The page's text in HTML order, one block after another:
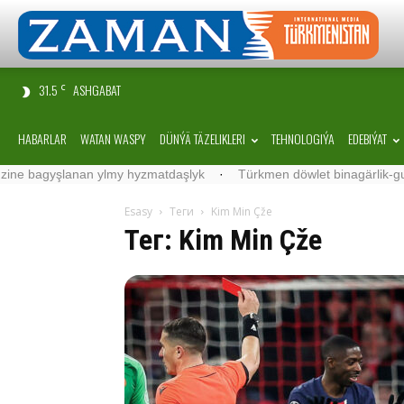
31.5 C ASHGABAT
HABARLAR WATAN WASPY DÜNÝÄ TÄZELIKLERI TEHNOLOGIÝA EDEBIÝAT
ylmy hyzmatdaşlyk · Türkmen döwlet binagärlik-gurluşyk
Esasy Теги Kim Min Çže
Тег: Kim Min Çže